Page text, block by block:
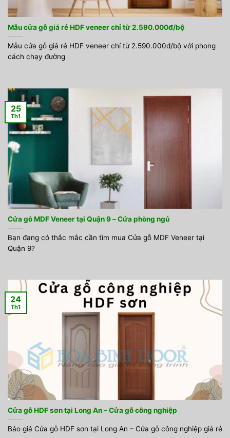
Mẫu cửa gỗ giá rẻ HDF veneer chỉ từ 2.590.000đ/bộ
Mẫu cửa gỗ giá rẻ HDF veneer chỉ từ 2.590.000đ/bộ với phong
cách chạy đường
Cửa gỗ MDF Veneer tại Quận 9 – Cửa phòng ngủ
Bạn đang có thắc mắc cần tìm mua Cửa gỗ MDF Veneer tại
Quận 9?
25
Th1
Cửa gỗ HDF sơn tại Long An – Cửa gỗ công nghiệp
Báo giá Cửa gỗ HDF sơn tại Long An – Cửa gỗ công nghiệp giá rẻ
24
Th1